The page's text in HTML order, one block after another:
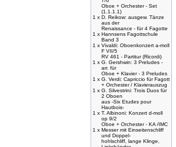
Oboe + Orchester - Set
(1.1.1.1)
1 x D. Reikow: ausgew. Tänze
aus der
Renaissance - für 4 Fagotte
1 x Hannsens Fagottschule
Band 3
1 x Vivaldi: Oboenkonzert a-moll
F VII/5
RV 461 - Partitur (Ricordi)
1 x G. Gershwin: 3 Preludes -
arr. für
Oboe + Klavier - 3 Preludes
1 x G. Verdi: Capriccio für Fagott
+ Orchester / Klavierauszug
1 x G. Silvestrini: Trois Duos für
2 Oboen
aus -Six Etudes pour
Hautbois-
1 x T. Albinoni: Konzert d-moll
op 9/2
Oboe + Orchester - KA /IMC
1 x Messer mit Einseitenschliff
und Doppel-
hohlschliff, lange Klinge,